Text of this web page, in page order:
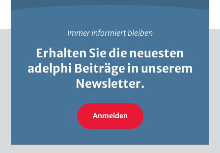
Immer informiert bleiben
Erhalten Sie die neuesten
adelphi Beiträge in unserem
Newsletter.
Anmelden